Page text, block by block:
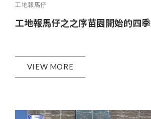
工地報馬仔
工地報馬仔之之序苗園開始的四
VIEW MORE